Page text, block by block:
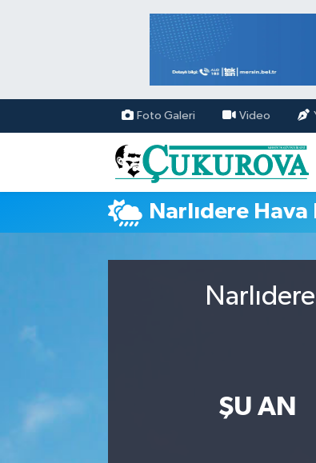
Foto Galeri Video
Narlıdere Hava
ŞU AN
Mersin Nöbetçi Eczaneler
Mersin Hava Durumu
Mersin Namaz Vakitleri
Mersin Trafik Yoğunluk Haritası
Süper Lig Puan Durumu ve Fikstür
Tüm Manşetler